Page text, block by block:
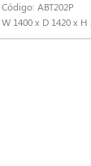
Código: ABT202P
W 1400 x D 1420 x H